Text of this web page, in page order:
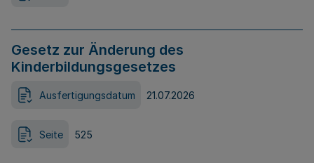
Gesetz zur Änderung des
Kinderbildungsgesetzes
Ausfertigungsdatum 21.07.2026
Seite 525